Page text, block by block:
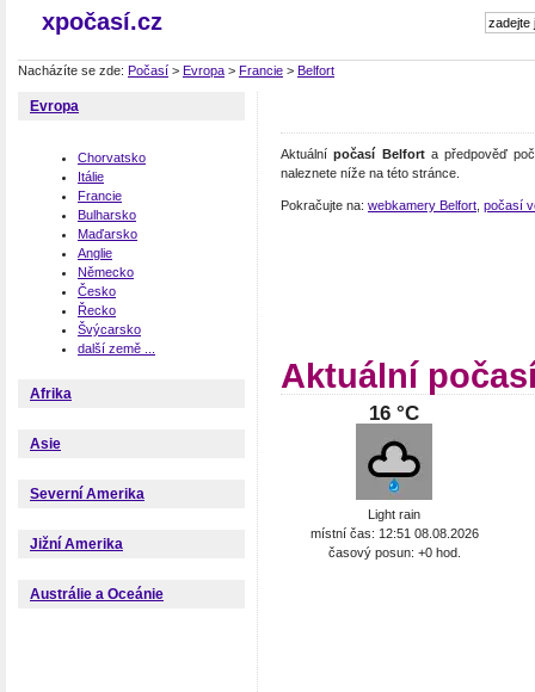
xpočasí.cz
Nacházíte se zde: Počasí > Evropa > Francie > Belfort
Evropa
Chorvatsko
Itálie
Francie
Bulharsko
Maďarsko
Anglie
Německo
Česko
Řecko
Švýcarsko
další země ...
Afrika
Asie
Severní Amerika
Jižní Amerika
Austrálie a Oceánie
Aktuálnípočasí Belforta předpověď
naleznete níže na této stránce.
Pokračujte na: webkamery Belfort počasí
Aktuální
16 °C
Light rain
místní čas: 12:51 08.08.2026
časový posun: +0 hod.